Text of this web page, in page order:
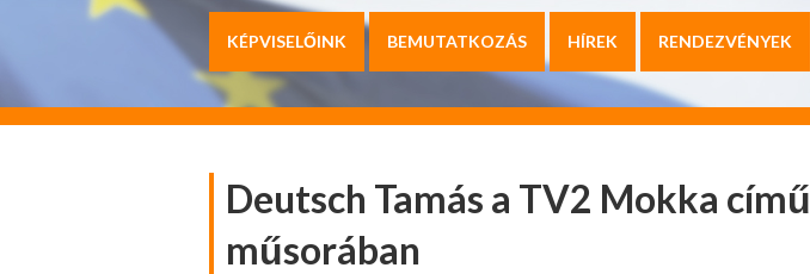
KÉPVISELŐINK BEMUTATKOZÁS HÍREK RENDEZVÉNYEK
Deutsch Tamás a TV2 Mokka című
műsorában